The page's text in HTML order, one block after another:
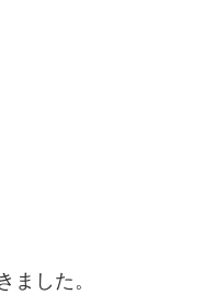
ました。